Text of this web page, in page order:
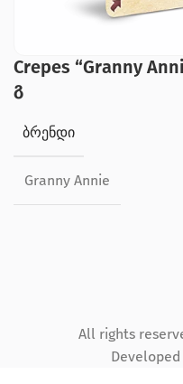
Crepes “Granny
გ
ᲑᲠᲔᲜᲓᲘ
Granny Annie
All rights